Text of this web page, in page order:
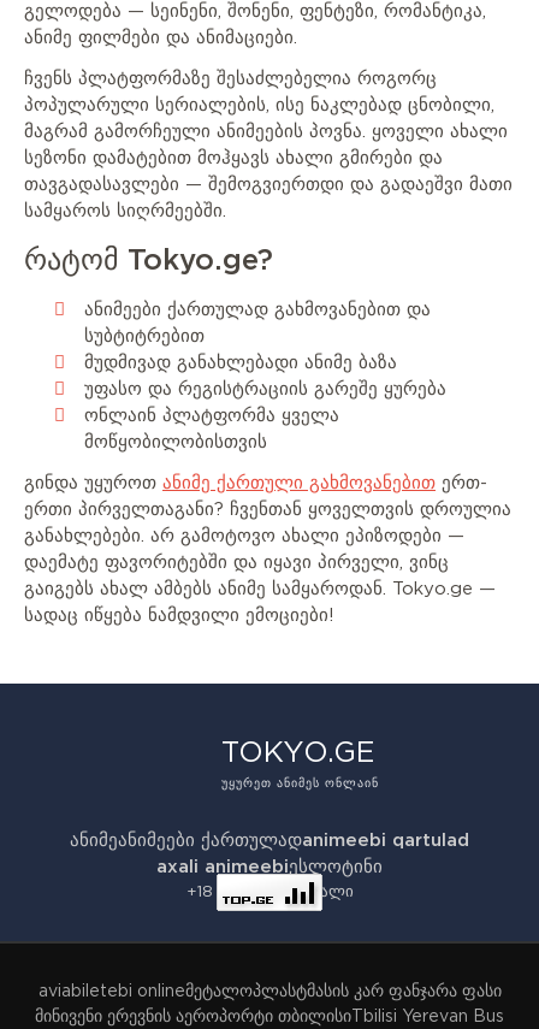
გელოდება — სეინენი, შონენი, ფენტეზი, რომანტიკა,
ანიმე ფილმები და ანიმაციები.
ჩვენს პლატფორმაზე შესაძლებელია როგორც
პოპულარული სერიალების, ისე ნაკლებად ცნობილი,
მაგრამ გამორჩეული ანიმეების პოვნა. ყოველი ახალი
სეზონი დამატებით მოჰყავს ახალი გმირები და
თავგადასავლები — შემოგვიერთდი და გადაეშვი მათი
სამყაროს სიღრმეებში.
რატომ Tokyo.ge?
ანიმეები ქართულად გახმოვანებით და
სუბტიტრებით
მუდმივად განახლებადი ანიმე ბაზა
უფასო და რეგისტრაციის გარეშე ყურება
ონლაინ პლატფორმა ყველა
მოწყობილობისთვის
გინდა უყუროთ ანიმე ქართული გახმოვანებით ერთ-
ერთი პირველთაგანი? ჩვენთან ყოველთვის დროულია
განახლებები. არ გამოტოვო ახალი ეპიზოდები —
დაემატე ფავორიტებში და იყავი პირველი, ვინც
გაიგებს ახალ ამბებს ანიმე სამყაროდან. Tokyo.ge —
სადაც იწყება ნამდვილი ემოციები!
TOKYO.GE
ᲣᲧᲣᲠᲔᲗ ᲐᲜᲘᲛᲔᲡ ᲝᲜᲚᲐᲘᲜ
ანიმეანიმეები ქართულადanimeebi qartulad
axali animeebiესლოტინი
+18 - ანიმე პორტალი
aviabiletebi onlineმეტალოპლასტმასის კარ ფანჯარა ფასი
მინივენი ერევნის აეროპორტი თბილისი Tbilisi Yerevan Bus